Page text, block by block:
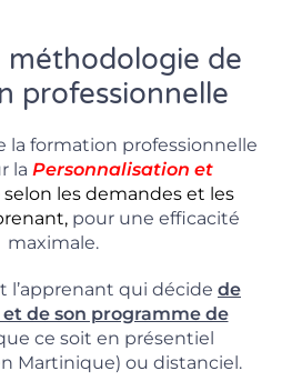
méthodologie de
professionnelle
la formation professionnelle
la Personnalisation et
selon les demandes et les
pour une efficacité
maximale.
l’apprenant qui décide de
de son programme de
ce soit en présentiel
Martinique) ou distanciel.